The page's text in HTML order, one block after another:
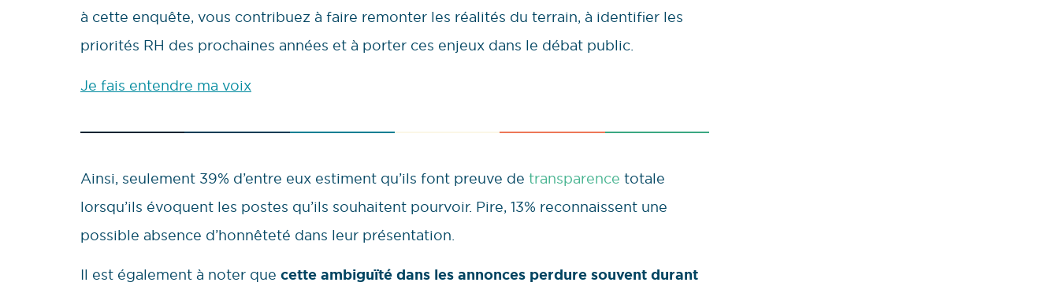
à cette enquête, vous contribuez à faire remonter les réalités du terrain, à identifier les
priorités RH des prochaines années et à porter ces enjeux dans le débat public.
Je fais entendre ma voix
Ainsi, seulement 39% d’entre eux estiment qu’ils font preuve de transparence totale
lorsqu’ils évoquent les postes qu’ils souhaitent pourvoir. Pire, 13% reconnaissent une
possible absence d’honnêteté dans leur présentation.
Il est également à noter que cette ambiguïté dans les annonces perdure souvent durant